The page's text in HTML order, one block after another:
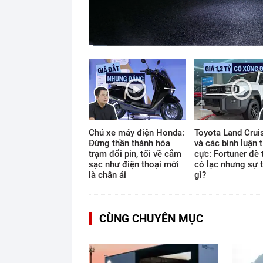
CurrentDuration
Chủ xe máy điện Honda:
Đừng thần thánh hóa
trạm đổi pin, tối về cắm
sạc như điện thoại mới
là chân ái
Toyota Land
và các bình luận
cực: Fortuner đè
có lạc nhưng sự
gì?
CÙNG CHUYÊN MỤC